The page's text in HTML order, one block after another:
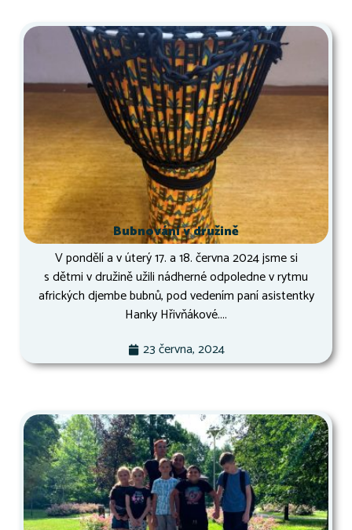
Bubnování v družině
V pondělí a v úterý 17. a 18. června 2024 jsme si
s dětmi v družině užili nádherné odpoledne v rytmu
afrických djembe bubnů, pod vedením paní asistentky
Hanky Hřivňákové....
23 června, 2024